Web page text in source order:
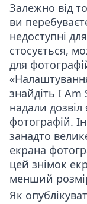
Залежно від
ви
недоступні
стосується,
для
знайдіть I
надали
фотографій.
занадто
екрана
цей знімок
менший
Як